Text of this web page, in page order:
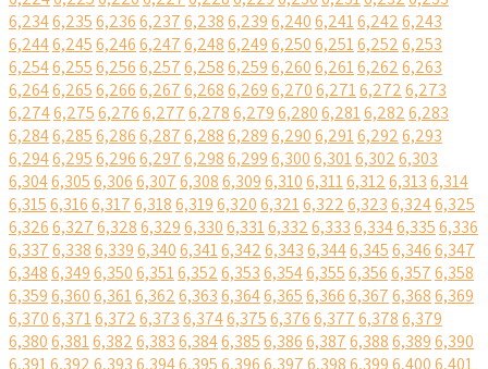
6,2346,2356,2366,2376,2386,2396,2406,2416,2426,243
6,2446,2456,2466,2476,2486,2496,2506,2516,2526,253
6,2546,2556,2566,2576,2586,2596,2606,2616,2626,263
6,2646,2656,2666,2676,2686,2696,2706,2716,2726,273
6,2746,2756,2766,2776,2786,2796,2806,2816,2826,283
6,2846,2856,2866,2876,2886,2896,2906,2916,2926,293
6,2946,2956,2966,2976,2986,2996,3006,3016,3026,303
6,3046,3056,3066,3076,3086,3096,3106,3116,3126,3136,314
6,3156,3166,3176,3186,3196,3206,3216,3226,3236,3246,325
6,3266,3276,3286,3296,3306,3316,3326,3336,3346,3356,336
6,3376,3386,3396,3406,3416,3426,3436,3446,3456,3466,347
6,3486,3496,3506,3516,3526,3536,3546,3556,3566,3576,358
6,3596,3606,3616,3626,3636,3646,3656,3666,3676,3686,369
6,3706,3716,3726,3736,3746,3756,3766,3776,3786,379
6,3806,3816,3826,3836,3846,3856,3866,3876,3886,3896,390